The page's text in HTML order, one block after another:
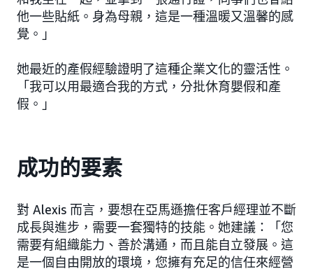
他一些貼紙。身為母親，這是一種溫暖又溫馨的感
覺。」
她最近的產假經驗證明了這種企業文化的靈活性。
「我可以用最適合我的方式，分批休育嬰假和產
假。」
成功的要素
對 Alexis 而言，要想在亞馬遜擔任客戶經理並不斷
成長與進步，需要一套獨特的技能。她建議：「您
需要有組織能力、善於溝通，而且能自立發展。這
是一個自由開放的環境，您擁有充足的信任來經營